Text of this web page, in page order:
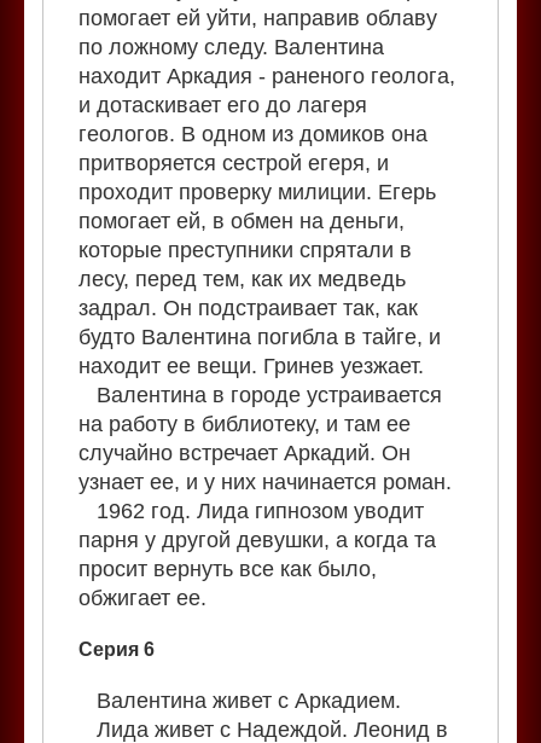
помогает ей уйти, направив облаву
по ложному следу. Валентина
находит Аркадия - раненого геолога,
и дотаскивает его до лагеря
геологов. В одном из домиков она
притворяется сестрой егеря, и
проходит проверку милиции. Егерь
помогает ей, в обмен на деньги,
которые преступники спрятали в
лесу, перед тем, как их медведь
задрал. Он подстраивает так, как
будто Валентина погибла в тайге, и
находит ее вещи. Гринев уезжает.
Валентина в городе устраивается
на работу в библиотеку, и там ее
случайно встречает Аркадий. Он
узнает ее, и у них начинается роман.
1962 год. Лида гипнозом уводит
парня у другой девушки, а когда та
просит вернуть все как было,
обжигает ее.
Серия 6
Валентина живет с Аркадием.
Лида живет с Надеждой. Леонид в